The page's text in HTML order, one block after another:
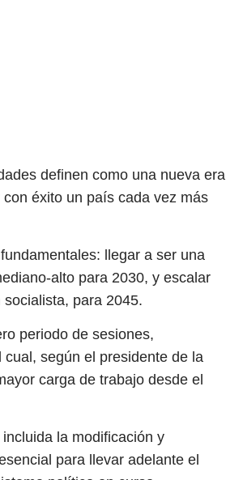
definen como una nueva era
éxito un país cada vez más
llegar a ser una
alto para 2030, y escalar
para 2045.
periodo de sesiones,
según el presidente de la
carga de trabajo desde el
la modificación y
para llevar adelante el